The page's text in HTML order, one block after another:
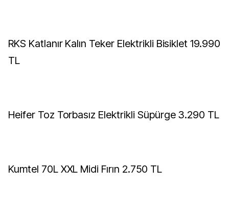
RKS Katlanır Kalın Teker Elektrikli Bisiklet 19.990
TL
Heifer Toz Torbasız Elektrikli Süpürge 3.290 TL
Kumtel 70L XXL Midi Fırın 2.750 TL